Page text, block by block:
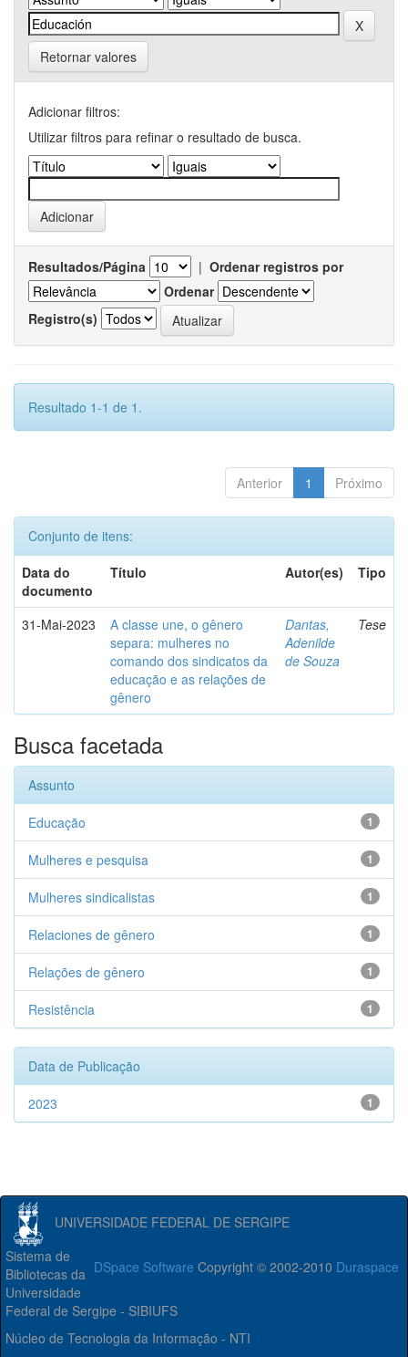
Retornar valores
Adicionar filtros:
Utilizar filtros para refinar o resultado de busca.
Resultados/Página | Ordenar registros por
Ordenar
Registro(s)
Resultado 1-1 de 1.
Anterior 1 Próximo
Conjunto de itens:
Data do
documento
Título Autor(es) Tipo
31-Mai-2023
A classe une, o gênero
separa: mulheres no
comando dos sindicatos da
educação e as relações de
gênero
Dantas,
Adenilde
de Souza
Tese
Busca facetada
Assunto
1
Educação
1
Mulheres e pesquisa
1
Mulheres sindicalistas
1
Relaciones de gênero
1
Relações de gênero
1
Resistência
Data de Publicação
1
2023
UNIVERSIDADE FEDERAL DE SERGIPE
DSpace Software Copyright © 2002-2010 Duraspace
Sistema de
Bibliotecas da
Universidade
Federal de Sergipe - SIBIUFS
Núcleo de Tecnologia da Informação - NTI